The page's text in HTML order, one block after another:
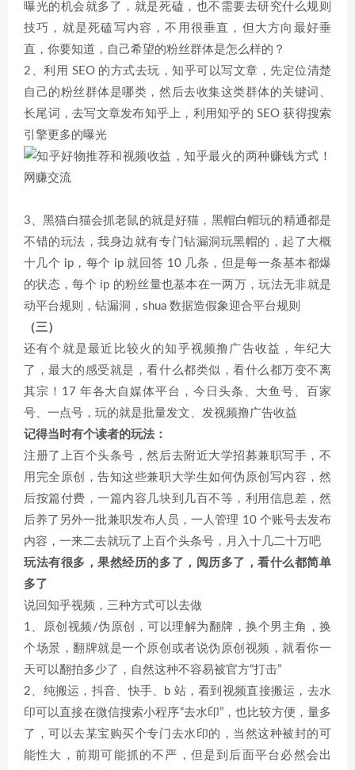
曝光的机会就多了，就是死磕，也不需要去研究什么规则
技巧，就是死磕写内容，不用很垂直，但大方向最好垂
直，你要知道，自己希望的粉丝群体是怎么样的？
2、利用 SEO 的方式去玩，知乎可以写文章，先定位清楚
自己的粉丝群体是哪类，然后去收集这类群体的关键词、
长尾词，去写文章发布知乎上，利用知乎的 SEO 获得搜索
引擎更多的曝光
3、黑猫白猫会抓老鼠的就是好猫，黑帽白帽玩的精通都是
不错的玩法，我身边就有专门钻漏洞玩黑帽的，起了大概
十几个 ip，每个 ip 就回答 10 几条，但是每一条基本都爆
的状态，每个 ip 的粉丝量也基本在一两万，玩法无非就是
动平台规则，钻漏洞，shua 数据造假象迎合平台规则
（三）
还有个就是最近比较火的知乎视频撸广告收益，年纪大
了，最大的感受就是，看什么都类似，看什么都万变不离
其宗！17 年各大自媒体平台，今日头条、大鱼号、百家
号、一点号，玩的就是批量发文、发视频撸广告收益
记得当时有个读者的玩法：
注册了上百个头条号，然后去附近大学招募兼职写手，不
用完全原创，告知这些兼职大学生如何伪原创写内容，然
后按篇付费，一篇内容几块到几百不等，利用信息差，然
后养了另外一批兼职发布人员，一人管理 10 个账号去发布
内容，一来二去就玩了上百个头条号，月入十几二十万吧
玩法有很多，果然经历的多了，阅历多了，看什么都简单
多了
说回知乎视频，三种方式可以去做
1、原创视频/伪原创，可以理解为翻牌，换个男主角，换
个场景，翻牌就是一个原创或者说伪原创视频，就看你一
天可以翻拍多少了，自然这种不容易被官方“打击”
2、纯搬运，抖音、快手、b 站，看到视频直接搬运，去水
印可以直接在微信搜索小程序“去水印”，也比较方便，量多
了，可以去某宝购买个专门去水印的，当然这种被封的可
能性大，前期可能抓的不严，但是到后面平台必然会出